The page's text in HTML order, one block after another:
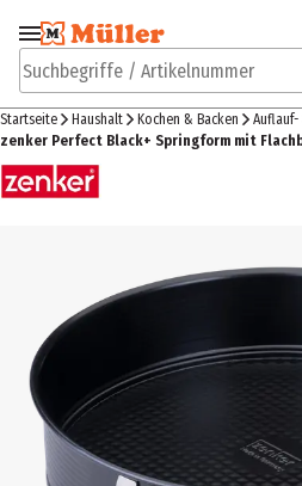
Zur Navigation
springen
Suchbegriffe / Artikelnummer
Startseite Haushalt Kochen & Backen
Auflauf-
zenker Perfect Black+ Springform mit